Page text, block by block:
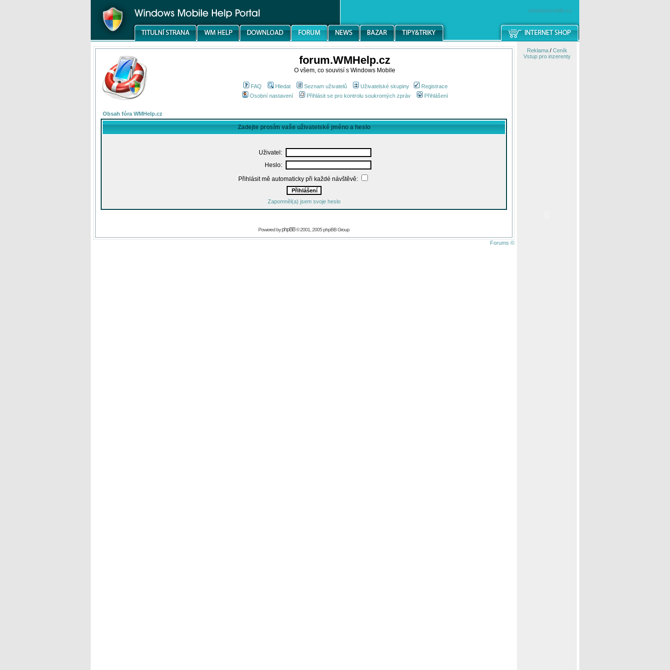
windowsmobile.cz
forum.WMHelp.cz
O všem, co souvisí s Windows Mobile
FAQ Hledat Seznam uživatelů Uživatelské skupiny
Registrace
Osobní nastavení
Přihlásit se pro kontrolu soukromých zpráv Přihlášení
Obsah fóra WMHelp.cz
Zadejte prosím vaše uživatelské jméno a heslo
Uživatel:
Heslo:
Přihlásit mě automaticky při každé návštěvě:
Zapomněl(a) jsem svoje heslo
Powered byphpBB© 2001, 2005 phpBB Group
Forums ©
Reklama/ Ceník
Vstup pro inzerenty